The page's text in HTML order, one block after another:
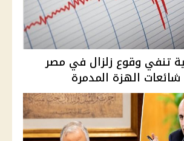
تنفي وقوع زلزال في مصر
الهزة المدمرة